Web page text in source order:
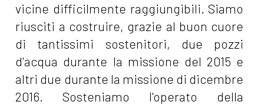
vicine difficilmente raggiungibili. Siamo
riusciti a costruire, grazie al buon cuore
di tantissimi sostenitori, due pozzi
d'acqua durante la missione del 2015 e
altri due durante la missione di dicembre
2016. Sosteniamo l'operato della